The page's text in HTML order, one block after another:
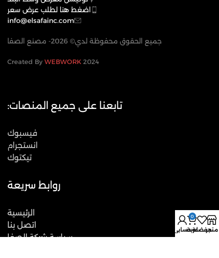
اضغط هنا لطلب عرض سعر
info@elsafainc.com
جميع الحقوق محفوظة لدي© 2026- مصنع الصفا
2024 Created By
WEBWORK
تابعنا على جميع المنصات:
فيسبوك
انستجرام
تيكتوك
روابط سريعة
الرئيسية
اتصل بنا
سياسة شركة الصفا
متجرمفضلة
0
عربةحسابي